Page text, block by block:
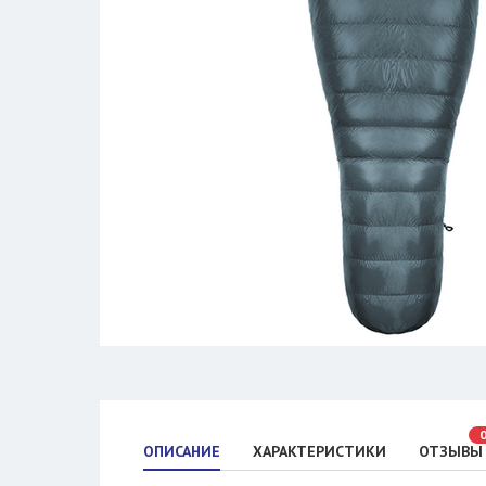
ОПИСАНИЕ ХАРАКТЕРИСТИКИ ОТЗЫВЫ
0